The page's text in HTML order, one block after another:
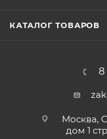
КАТАЛОГ ТОВАРОВ
8
Москва,
дом 1